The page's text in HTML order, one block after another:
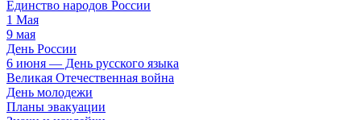
Единство народов России
1 Мая
9 мая
День России
6 июня — День русского языка
Великая Отечественная война
День молодежи
Планы эвакуации